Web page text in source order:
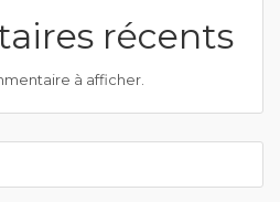
récents
à afficher.